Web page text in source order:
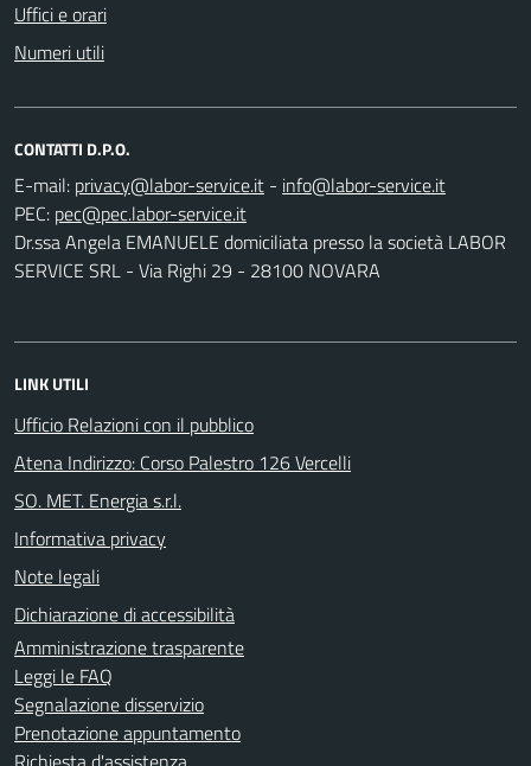
Uffici e orari
Numeri utili
CONTATTI D.P.O.
E-mail:
-
PEC:
Dr.ssa Angela EMANUELE domiciliata presso la società LABOR
SERVICE SRL - Via Righi 29 - 28100 NOVARA
LINK UTILI
Ufficio Relazioni con il pubblico
Atena Indirizzo: Corso Palestro 126 Vercelli
SO. MET. Energia s.r.l.
Informativa privacy
Note legali
Dichiarazione di accessibilità
Amministrazione trasparente
Leggi le FAQ
Segnalazione disservizio
Prenotazione appuntamento